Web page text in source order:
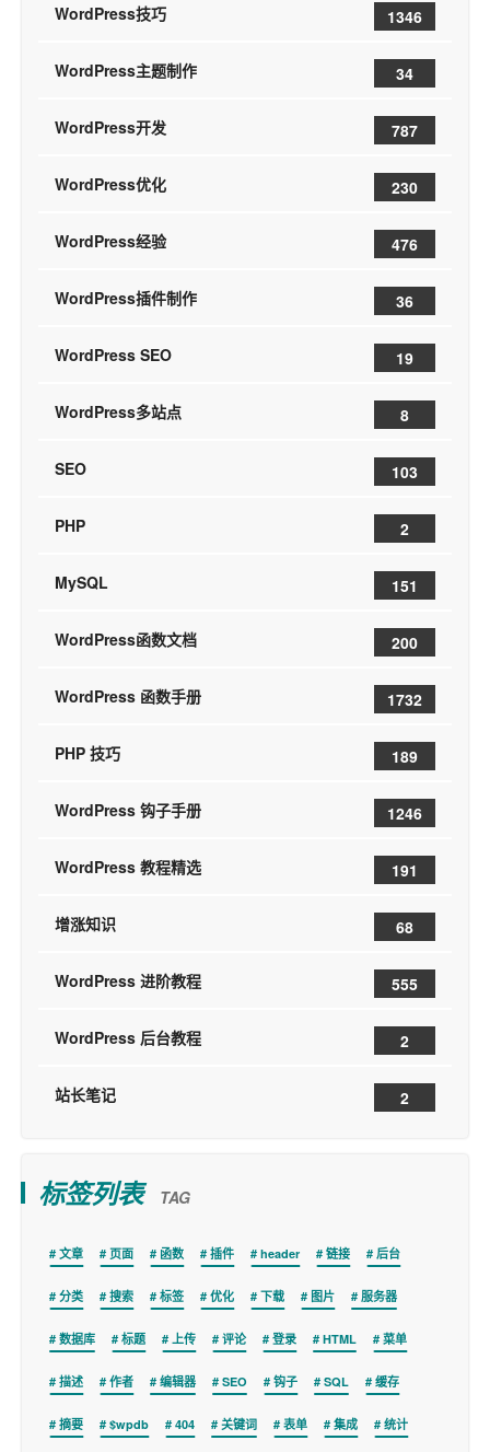
WordPress技巧 1346
WordPress主题制作 34
WordPress开发 787
WordPress优化 230
WordPress经验 476
WordPress插件制作 36
WordPress SEO 19
WordPress多站点 8
SEO 103
PHP 2
MySQL 151
WordPress函数文档 200
WordPress 函数手册 1732
PHP 技巧 189
WordPress 钩子手册 1246
WordPress 教程精选 191
增涨知识 68
WordPress 进阶教程 555
WordPress 后台教程 2
站长笔记 2
标签列表 TAG
文章 页面 函数 插件 header 链接 后台
分类 搜索 标签 优化 下载 图片 服务器
数据库 标题 上传 评论 登录 HTML 菜单
描述 作者 编辑器 SEO 钩子 SQL 缓存
摘要 $wpdb 404 关键词 表单 集成 统计